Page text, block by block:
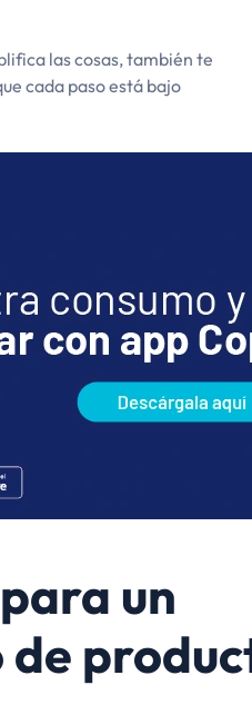
las cosas, también te
cada paso está bajo
un
de